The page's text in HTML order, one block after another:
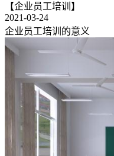
【企业员工培训】
2021-03-24
企业员工培训的意义